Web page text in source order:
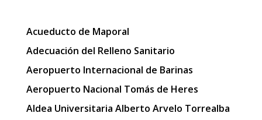
Acueducto de Maporal
Adecuación del Relleno Sanitario
Aeropuerto Internacional de Barinas
Aeropuerto Nacional Tomás de Heres
Aldea Universitaria Alberto Arvelo Torrealba